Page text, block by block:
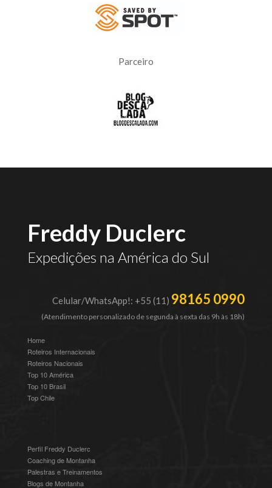
Parceiro
Freddy Duclerc
Expedições na América do Sul
Celular/WhatsApp!: +55 (11) 98165 0990
(Atendimento personalizado de segunda à sexta das 9h às 18h)
Home
Roteiros Internacionais
Roteiros Nacionais
Top 10 América
Top 10 Brasil
Top Chile
Perfil Freddy Duclerc
Coaching de Montanha
Palestras e Treinamentos
Blogs de Montanha